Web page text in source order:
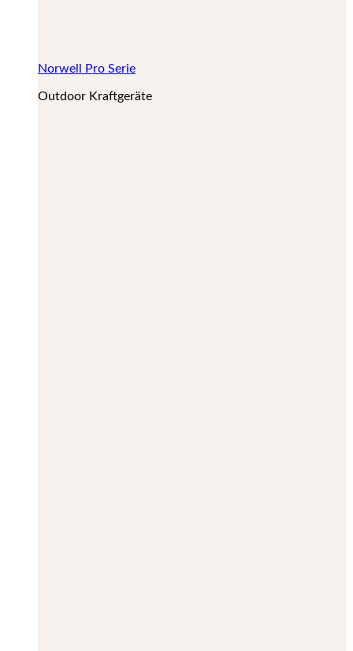
Norwell Pro Serie
Outdoor Kraftgeräte